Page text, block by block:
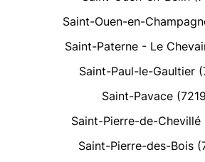
Saint-Ouen-en-
Saint-Paterne - Le
Saint-Paul-le-Gaultier
Saint-Pavace
Saint-Pierre-de-Chevillé
Saint-Pierre-des-Bois